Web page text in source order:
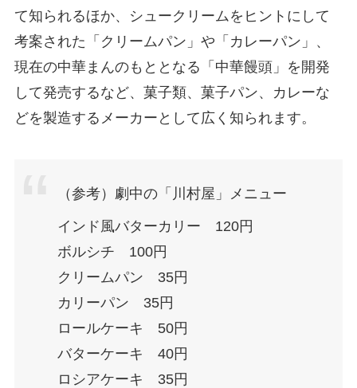
て知られるほか、シュークリームをヒントにして
考案された「クリームパン」や「カレーパン」、
現在の中華まんのもととなる「中華饅頭」を開発
して発売するなど、菓子類、菓子パン、カレーな
どを製造するメーカーとして広く知られます。
（参考）劇中の「川村屋」メニュー
インド風バターカリー 120円
ボルシチ 100円
クリームパン 35円
カリーパン 35円
ロールケーキ 50円
バターケーキ 40円
ロシアケーキ 35円